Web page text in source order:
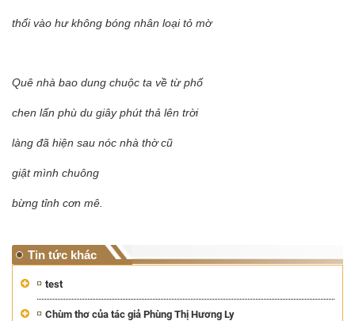
thổi vào hư không bóng nhân loại tỏ mờ
Quê nhà bao dung chuộc ta về từ phố
chen lấn phù du giây phút thả lên trời
làng đã hiện sau nóc nhà thờ cũ
giật mình chuông
bừng tỉnh cơn mê.
Tin tức khác
test
Chùm thơ của tác giả Phùng Thị Hương Ly